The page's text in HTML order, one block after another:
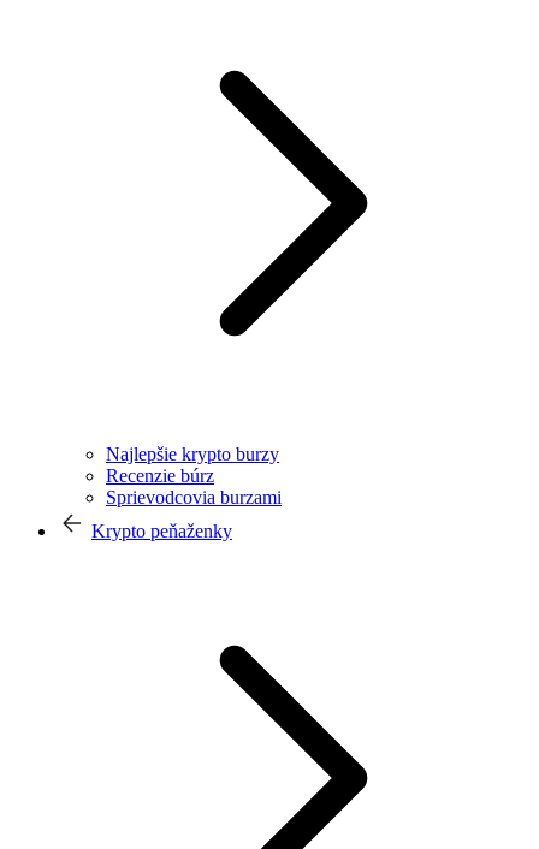
Najlepšie krypto burzy
Recenzie búrz
Sprievodcovia burzami
Krypto peňaženky